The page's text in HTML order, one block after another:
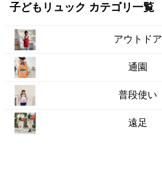
子どもリュック カテゴリ一覧
アウトドア
通園
普段使い
遠足